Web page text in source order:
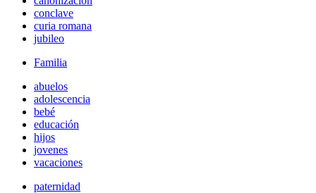
conclave
curia romana
jubileo
Familia
abuelos
adolescencia
bebé
educación
hijos
jovenes
vacaciones
paternidad